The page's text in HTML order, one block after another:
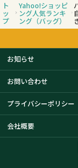
ト
ッ
プ
Yahoo!ショッピ
ング人気ランキ
ング（バッグ）
お知らせ
お問い合わせ
プライバシーポリシー
会社概要